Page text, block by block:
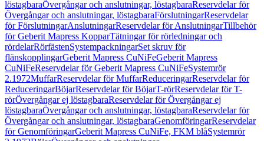
löstagbaraÖvergångar och anslutningar, löstagbaraReservdelar för
Övergångar och anslutningar, löstagbaraFörslutningarReservdelar
för FörslutningarAnslutningarReservdelar för AnslutningarTillbehör
för Geberit Mapress KopparTätningar för rörledningar och
rördelarRörfästenSystempackningarSet skruv för
flänskopplingarGeberit Mapress CuNiFeGeberit Mapress
CuNiFeReservdelar för Geberit Mapress CuNiFeSystemrör
2.1972MuffarReservdelar för MuffarReduceringarReservdelar för
ReduceringarBöjarReservdelar för BöjarT-rörReservdelar för T-
rörÖvergångar ej löstagbaraReservdelar för Övergångar ej
löstagbaraÖvergångar och anslutningar, löstagbaraReservdelar för
Övergångar och anslutningar, löstagbaraGenomföringarReservdelar
för GenomföringarGeberit Mapress CuNiFe, FKM blåSystemrör